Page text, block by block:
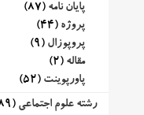
پایان نامه (87)
پروژه (44)
پروپوزال (9)
مقاله (2)
پاورپوینت (52)
رشته علوم اجتماعی (89)